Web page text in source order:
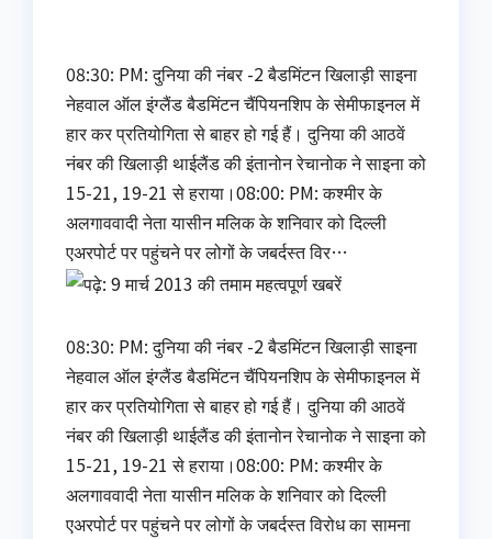
08:30: PM: दुनिया की नंबर -2 बैडमिंटन खिलाड़ी साइना
नेहवाल ऑल इंग्लैंड बैडमिंटन चैंपियनशिप के सेमीफाइनल में
हार कर प्रतियोगिता से बाहर हो गई हैं। दुनिया की आठवें
नंबर की खिलाड़ी थाईलैंड की इंतानोन रेचानोक ने साइना को
15-21, 19-21 से हराया।08:00: PM: कश्मीर के
अलगाववादी नेता यासीन मलिक के शनिवार को दिल्ली
एअरपोर्ट पर पहुंचने पर लोगों के जबर्दस्त विर…
08:30: PM: दुनिया की नंबर -2 बैडमिंटन खिलाड़ी साइना
नेहवाल ऑल इंग्लैंड बैडमिंटन चैंपियनशिप के सेमीफाइनल में
हार कर प्रतियोगिता से बाहर हो गई हैं। दुनिया की आठवें
नंबर की खिलाड़ी थाईलैंड की इंतानोन रेचानोक ने साइना को
15-21, 19-21 से हराया।08:00: PM: कश्मीर के
अलगाववादी नेता यासीन मलिक के शनिवार को दिल्ली
एअरपोर्ट पर पहुंचने पर लोगों के जबर्दस्त विरोध का सामना